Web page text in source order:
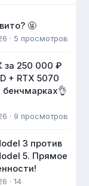
🤬
· 5 просмотров
за 250 000 ₽
+ RTX 5070
бенчмарках👌
· 9 просмотров
3 против
5. Прямое
· 14